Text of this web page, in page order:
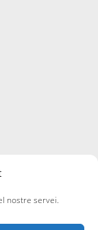
nostre servei.